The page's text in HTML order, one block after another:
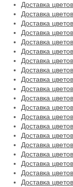
Доставка
Доставка
Доставка
Доставка
Доставка
Доставка
Доставка
Доставка
Доставка
Доставка
Доставка
Доставка
Доставка
Доставка
Доставка
Доставка
Доставка
Доставка
Доставка
Доставка